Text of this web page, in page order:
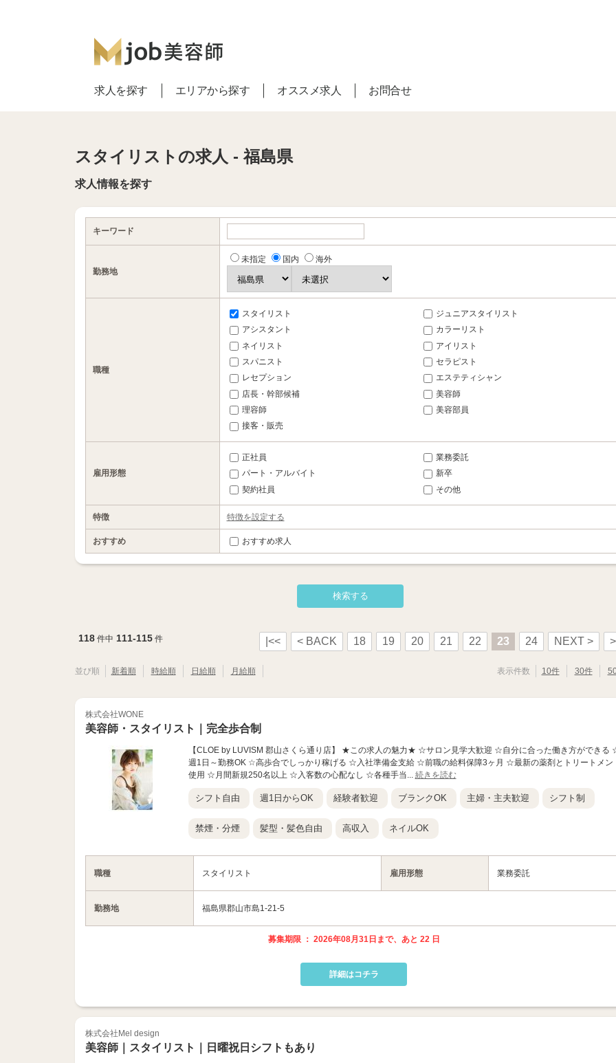
求人を探す エリアから探す オススメ求人 お問合せ
スタイリストの求人 - 福島県
求人情報を探す
キーワード
勤務地
未指定 国内 海外
職種
スタイリスト
ジュニアスタイリスト
アシスタント
カラーリスト
ネイリスト
アイリスト
スパニスト
セラピスト
レセプション
エステティシャン
店長・幹部候補
美容師
理容師
美容部員
接客・販売
雇用形態
正社員
業務委託
パート・アルバイト
新卒
契約社員
その他
特徴 特徴を設定する
おすすめ おすすめ求人
118件中 111-115件 |<< < BACK 18 19 20 21 22 23 24 NEXT >
並び順 新着順 時給順 日給順 月給順 表示件数 10件 30件
株式会社WONE
美容師・スタイリスト｜完全歩合制
【CLOE by LUVISM 郡山さくら通り店】 ★この求人の魅力★ ☆サロン見学大歓迎 ☆自分に合った働き方ができる
週1日～勤務OK ☆高歩合でしっかり稼げる ☆入社準備金支給 ☆前職の給料保障3ヶ月 ☆最新の薬剤とトリートメン
使用 ☆月間新規250名以上 ☆入客数の心配なし ☆各種手当... 続きを読む
シフト自由 週1日からOK 経験者歓迎 ブランクOK 主婦・主夫歓迎 シフト制
禁煙・分煙 髪型・髪色自由 高収入 ネイルOK
職種 スタイリスト 雇用形態 業務委託
勤務地 福島県郡山市島1-21-5
募集期限 ： 2026年08月31日まで、あと 22 日
詳細はコチラ
株式会社Mel design
美容師｜スタイリスト｜日曜祝日シフトもあり